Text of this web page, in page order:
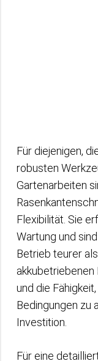
Für diejenigen,
robusten
Gartenarbeiten
Flexibilität. Sie
Wartung und
Betrieb teurer
und die
Bedingungen zu
Investition.
Für eine